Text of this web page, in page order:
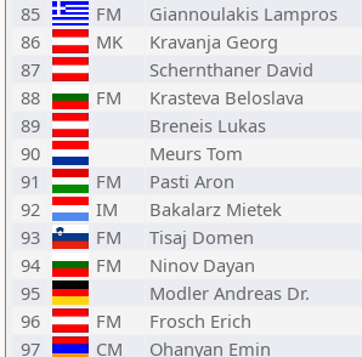
85
FM Giannoulakis Lampros
86
MK Kravanja Georg
87
Schernthaner David
88
FM Krasteva Beloslava
89
Breneis Lukas
90
Meurs Tom
91
FM Pasti Aron
92
IM Bakalarz Mietek
93
FM Tisaj Domen
94
FM Ninov Dayan
95
Modler Andreas Dr.
96
FM Frosch Erich
97
CM Ohanyan Emin